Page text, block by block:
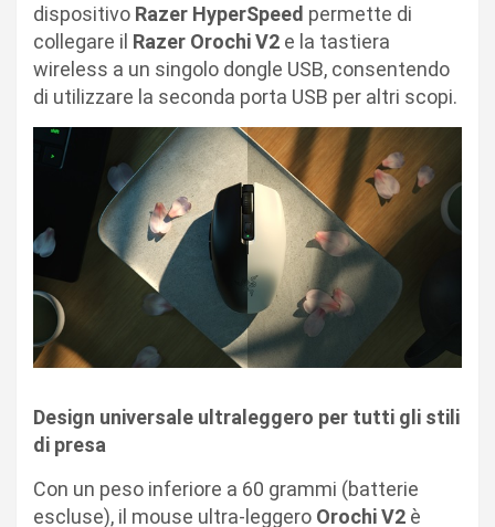
dispositivo Razer HyperSpeed permette di
collegare il Razer Orochi V2 e la tastiera
wireless a un singolo dongle USB, consentendo
di utilizzare la seconda porta USB per altri scopi.
Design universale ultraleggero per tutti gli stili
di presa
Con un peso inferiore a 60 grammi (batterie
escluse), il mouse ultra-leggero Orochi V2 è